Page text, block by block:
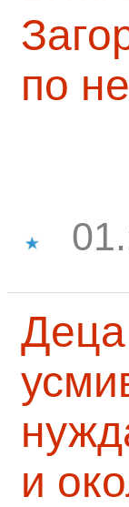
по
и